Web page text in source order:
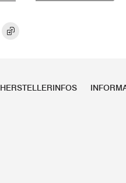
HERSTELLERINFOS